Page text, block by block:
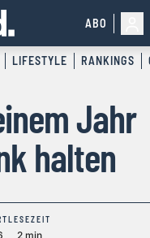
ABO
LIFESTYLE RANKINGS
Jahr
halten
LESEZEIT
2 min